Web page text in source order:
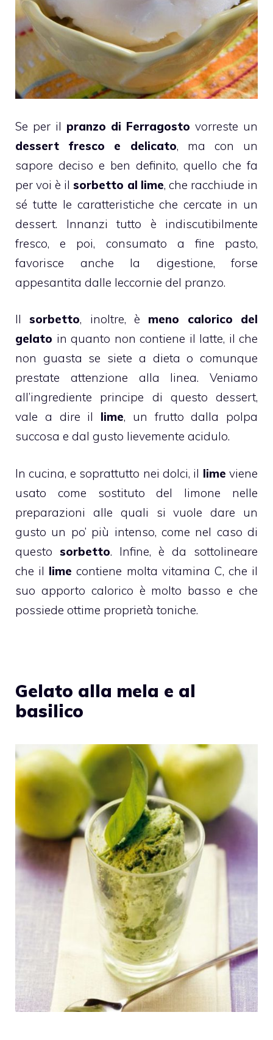
Se per il pranzo di Ferragosto vorreste un
dessert fresco e delicato, ma con un
sapore deciso e ben definito, quello che fa
per voi è ilsorbetto al lime, che racchiude in
sé tutte le caratteristiche che cercate in un
dessert. Innanzi tutto è indiscutibilmente
fresco, e poi, consumato a fine pasto,
favorisce anche la digestione, forse
appesantita dalle leccornie del pranzo.
Ilsorbetto, inoltre, è meno calorico del
gelato in quanto non contiene il latte, il che
non guasta se siete a dieta o comunque
prestate attenzione alla linea. Veniamo
all’ingrediente principe di questo dessert,
vale a dire il lime, un frutto dalla polpa
succosa e dal gusto lievemente acidulo.
In cucina, e soprattutto nei dolci, il lime viene
usato come sostituto del limone nelle
preparazioni alle quali si vuole dare un
gusto un po’ più intenso, come nel caso di
questo sorbetto. Infine, è da sottolineare
che il lime contiene molta vitamina C, che il
suo apporto calorico è molto basso e che
possiede ottime proprietà toniche.
Gelato alla mela e al
basilico